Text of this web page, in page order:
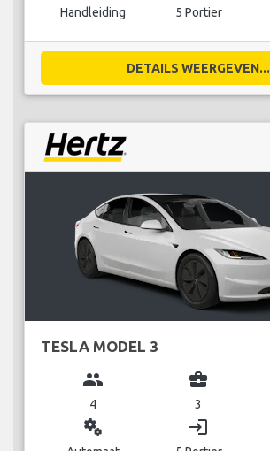
Handleiding 5 Portier
DETAILS WEERGEVEN...
TESLA MODEL 3
group
4
business_center
3
miscellaneous_services login